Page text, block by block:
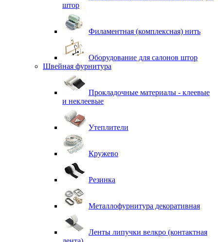
штор
Филаментная (комплексная) нить
Оборудование для салонов штор
Швейная фурнитура
Прокладочные материалы - клеевые
и неклеевые
Утеплители
Кружево
Резинка
Металлофурнитура декоративная
Ленты липучки велкро (контактная